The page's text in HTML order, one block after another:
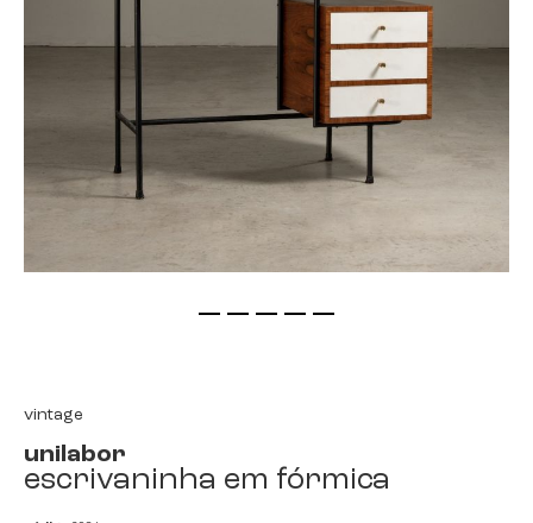
início
galeria
de
vintage
unilabor
escrivaninha em fórmica